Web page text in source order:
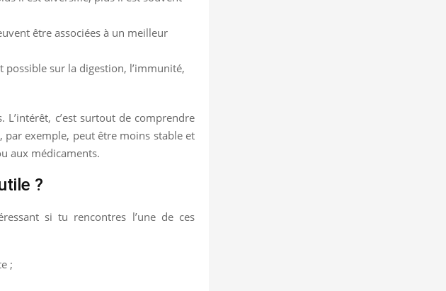
être associées à un meilleur
possible sur la digestion, l’immunité,
L’intérêt, c’est surtout de comprendre
exemple, peut être moins stable et
aux médicaments.
?
si tu rencontres l’une de ces
;